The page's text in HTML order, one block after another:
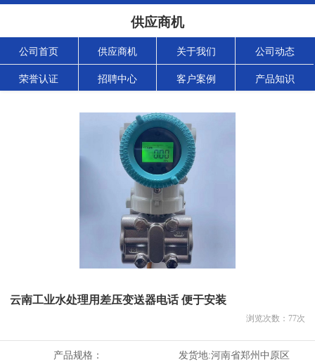
供应商机
公司首页 供应商机 关于我们 公司动态
荣誉认证 招聘中心 客户案例 产品知识
云南工业水处理用差压变送器电话 便于安装
浏览次数： 77次
产品规格： 发货地:河南省郑州中原区